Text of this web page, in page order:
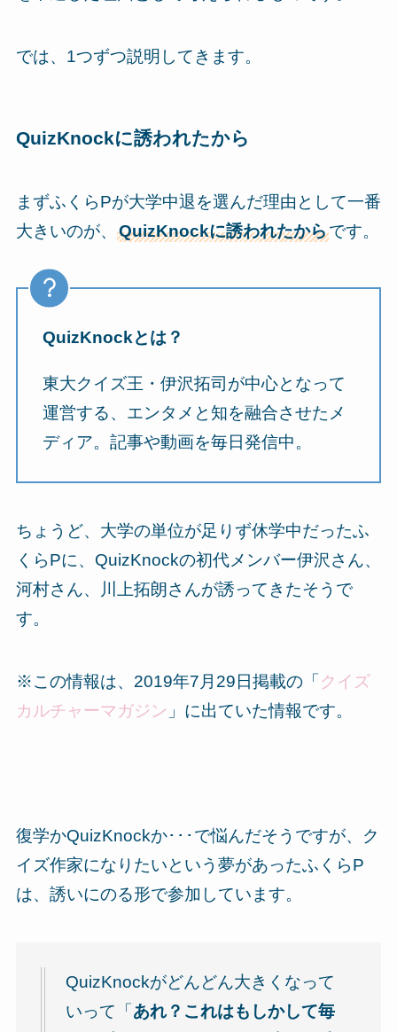
では、1つずつ説明してきます。
QuizKnockに誘われたから
まずふくらPが大学中退を選んだ理由として一番
大きいのが、 QuizKnockに誘われたからです。
QuizKnockとは？
東大クイズ王・伊沢拓司が中心となって
運営する、エンタメと知を融合させたメ
ディア。記事や動画を毎日発信中。
ちょうど、大学の単位が足りず休学中だったふ
くらPに、QuizKnockの初代メンバー伊沢さん、
河村さん、川上拓朗さんが誘ってきたそうで
す。
※この情報は、2019年7月29日掲載の「 クイズ
カルチャーマガジン 」に出ていた情報です。
復学かQuizKnockか･･･で悩んだそうですが、ク
イズ作家になりたいという夢があったふくらP
は、誘いにのる形で参加しています。
QuizKnockがどんどん大きくなって
いって「 あれ？これはもしかして毎